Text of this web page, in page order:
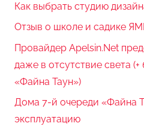
Как выбрать студию
Отзыв о школе и садике
Провайдер Apelsin.Net
даже в отсутствие света
«Файна Таун»)
Дома 7-й очереди «Файна
эксплуатацию